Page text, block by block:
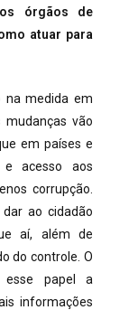
órgãos de
atuar para
na medida em
vão
em países e
e acesso aos
corrupção.
ao cidadão
aí, além de
do controle. O
esse papel a
informações